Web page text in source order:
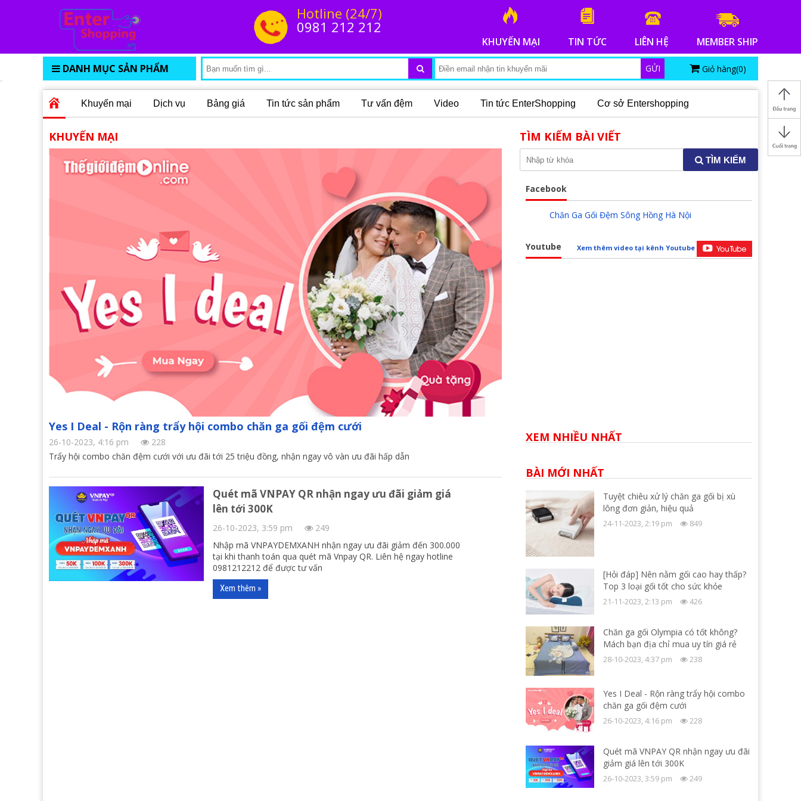
Hotline (24/7)
0981 212 212
KHUYẾN MẠI TIN TỨC LIÊN HỆ MEMBER SHIP
DANH MỤC SẢN PHẨM GỬI Giỏ hàng(0)
Khuyến mại Dịch vụ Bảng giá Tin tức sản phẩm Tư vấn đệm Video Tin tức EnterShopping Cơ sở Entershopping
KHUYẾN MẠI
Yes I Deal - Rộn ràng trẩy hội combo chăn ga gối đệm cưới
26-10-2023, 4:16 pm
228
Trẩy hội combo chăn đệm cưới với ưu đãi tới 25 triệu đồng, nhận ngay vô vàn ưu đãi hấp dẫn
Quét mã VNPAY QR nhận ngay ưu đãi giảm giá
lên tới 300K
26-10-2023, 3:59 pm
249
Nhập mã VNPAYDEMXANH nhận ngay ưu đãi giảm đến 300.000
tại khi thanh toán qua quét mã Vnpay QR. Liên hệ ngay hotline
0981212212 để được tư vấn
Xem thêm »
TÌM KIẾM BÀI VIẾT
TÌM KIẾM
Facebook
Chăn Ga Gối Đệm Sông Hồng Hà Nội
Youtube Xem thêm video tại kênh Youtube
XEM NHIỀU NHẤT
BÀI MỚI NHẤT
Tuyệt chiêu xử lý chăn ga gối bị xù
lông đơn giản, hiệu quả
24-11-2023, 2:19 pm 849
[Hỏi đáp] Nên nằm gối cao hay thấp?
Top 3 loại gối tốt cho sức khỏe
21-11-2023, 2:13 pm 426
Chăn ga gối Olympia có tốt không?
Mách bạn địa chỉ mua uy tín giá rẻ
28-10-2023, 4:37 pm 238
Yes I Deal - Rộn ràng trẩy hội combo
chăn ga gối đệm cưới
26-10-2023, 4:16 pm 228
Quét mã VNPAY QR nhận ngay ưu đãi
giảm giá lên tới 300K
26-10-2023, 3:59 pm 249